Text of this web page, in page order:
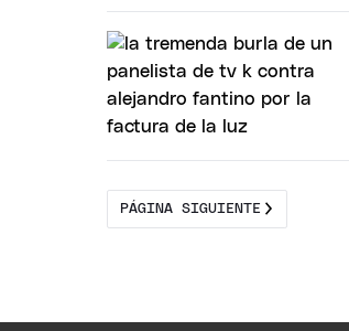
PÁGINA SIGUIENTE